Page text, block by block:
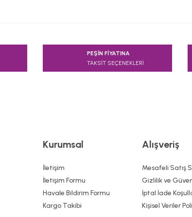
noktaları öneri formunu kullanarak tarafımıza
Gönder
PEŞİN FİYATINA
TAKSİT SEÇENEKLERİ
Kurumsal
İletişim
İletişim Formu
Havale Bildirim Formu
Kargo Takibi
Alışveriş
Mesafeli Satış
Gizlilik ve
İptal İade
Kişisel Veriler